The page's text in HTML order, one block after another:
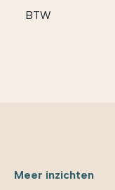
BTW
Meer inzichten